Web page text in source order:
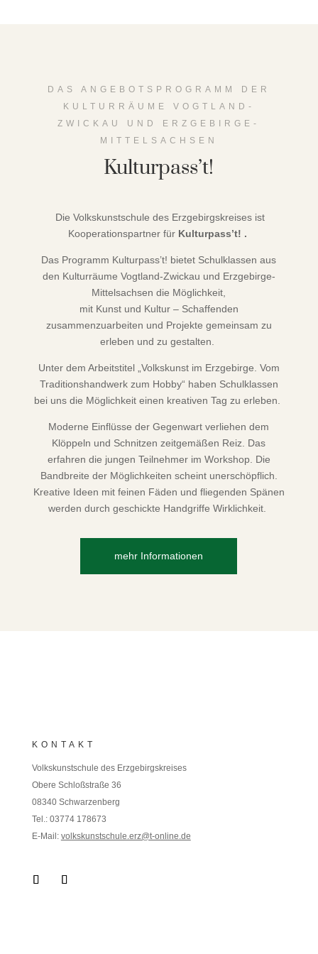
DAS ANGEBOTSPROGRAMM DER
KULTURRÄUME VOGTLAND-
ZWICKAU UND ERZGEBIRGE-
MITTELSACHSEN
Kulturpass’t!
Die Volkskunstschule des Erzgebirgskreises ist
Kooperationspartner für Kulturpass’t! .
Das Programm Kulturpass’t! bietet Schulklassen aus
den Kulturräume Vogtland-Zwickau und Erzgebirge-
Mittelsachsen die Möglichkeit,
mit Kunst und Kultur – Schaffenden
zusammenzuarbeiten und Projekte gemeinsam zu
erleben und zu gestalten.
Unter dem Arbeitstitel „Volkskunst im Erzgebirge. Vom
Traditionshandwerk zum Hobby“ haben Schulklassen
bei uns die Möglichkeit einen kreativen Tag zu erleben.
Moderne Einflüsse der Gegenwart verliehen dem
Klöppeln und Schnitzen zeitgemäßen Reiz. Das
erfahren die jungen Teilnehmer im Workshop. Die
Bandbreite der Möglichkeiten scheint unerschöpflich.
Kreative Ideen mit feinen Fäden und fliegenden Spänen
werden durch geschickte Handgriffe Wirklichkeit.
mehr Informationen
KONTAKT
Volkskunstschule des Erzgebirgskreises
Obere Schloßstraße 36
08340 Schwarzenberg
Tel.: 03774 178673
E-Mail: volkskunstschule.erz@t-online.de